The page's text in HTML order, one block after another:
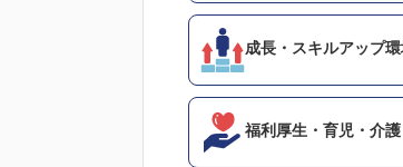
成長・スキルアップ
福利厚生・育児・介護